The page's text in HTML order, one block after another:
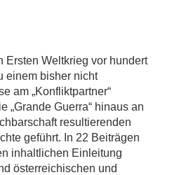
Ersten Weltkrieg vor hundert
einem bisher nicht
am „Konfliktpartner“
„Grande Guerra“ hinaus an
resultierenden
geführt. In 22 Beiträgen
inhaltlichen Einleitung
österreichischen und